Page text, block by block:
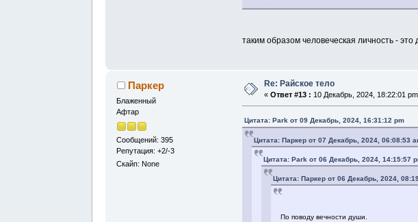
таким образом человеческая личность -
Паркер
Блаженный
Афтар
Сообщений: 395
Репутация: +2/-3
Скайп: None
Re: Райское тело
«Ответ #13 : 10 Декабрь, 2024, 18:22:01
Цитата: Park от 09 Декабрь, 2024, 16:31:12 pm
Цитата: Паркер от 07 Декабрь, 2024, 06:08:53
Цитата: Park от 06 Декабрь, 2024, 14:15:57
Цитата: Паркер от 06 Декабрь, 2024,
По поводу вечности души.